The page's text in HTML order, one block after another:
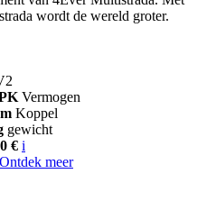
wordt de wereld groter.
Vermogen
Koppel
gewicht
€ i
Ontdek meer